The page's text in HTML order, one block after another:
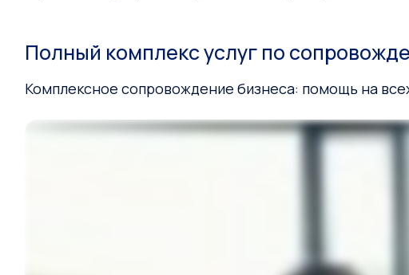
Полный комплекс услуг по
Комплексное сопровождение бизнеса: помощь на